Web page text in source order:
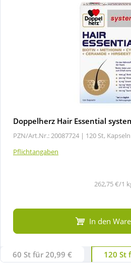
Doppelherz Hair Essential
PZN/Art.Nr.: 20087724 | 120 St, Kapseln
Pflichtangaben
262,75 €/1
In den
60 St für 20,99 € 120 St